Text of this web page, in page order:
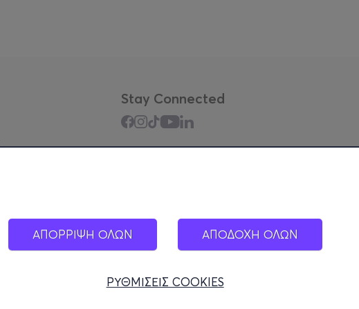
ΑΠΟΡΡΙΨΗ ΟΛΩΝ ΑΠΟΔΟΧΗ ΟΛΩΝ
ΡΥΘΜΙΣΕΙΣ COOKIES
Stay Connected